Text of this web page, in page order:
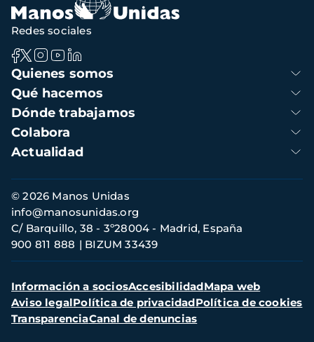
Navegación
principal
Quienes somos
Qué hacemos
Dónde trabajamos
Colabora
Actualidad
Redes sociales
Información
de
contacto
© 2026 Manos Unidas
C/ Barquillo, 38 - 3º28004 - Madrid, España
900 811 888
BIZUM 33439
info@manosunidas.org
Menú
secundario
Información a sociosAccesibilidadMapa web
Aviso legalPolítica de privacidadPolítica de cookies
TransparenciaCanal de denuncias